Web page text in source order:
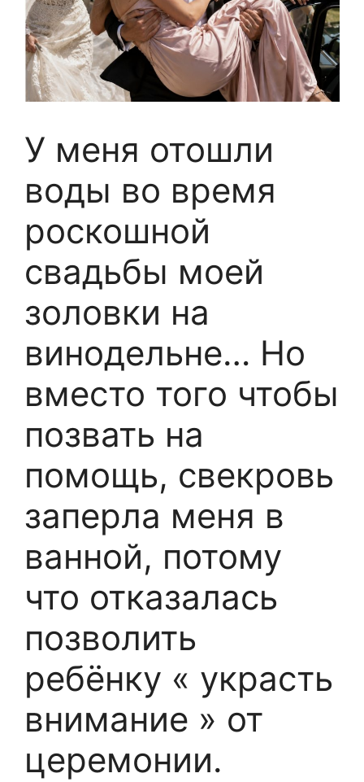
У меня отошли
воды во время
роскошной
свадьбы моей
золовки на
винодельне… Но
вместо того чтобы
позвать на
помощь, свекровь
заперла меня в
ванной, потому
что отказалась
позволить
ребёнку « украсть
внимание » от
церемонии.